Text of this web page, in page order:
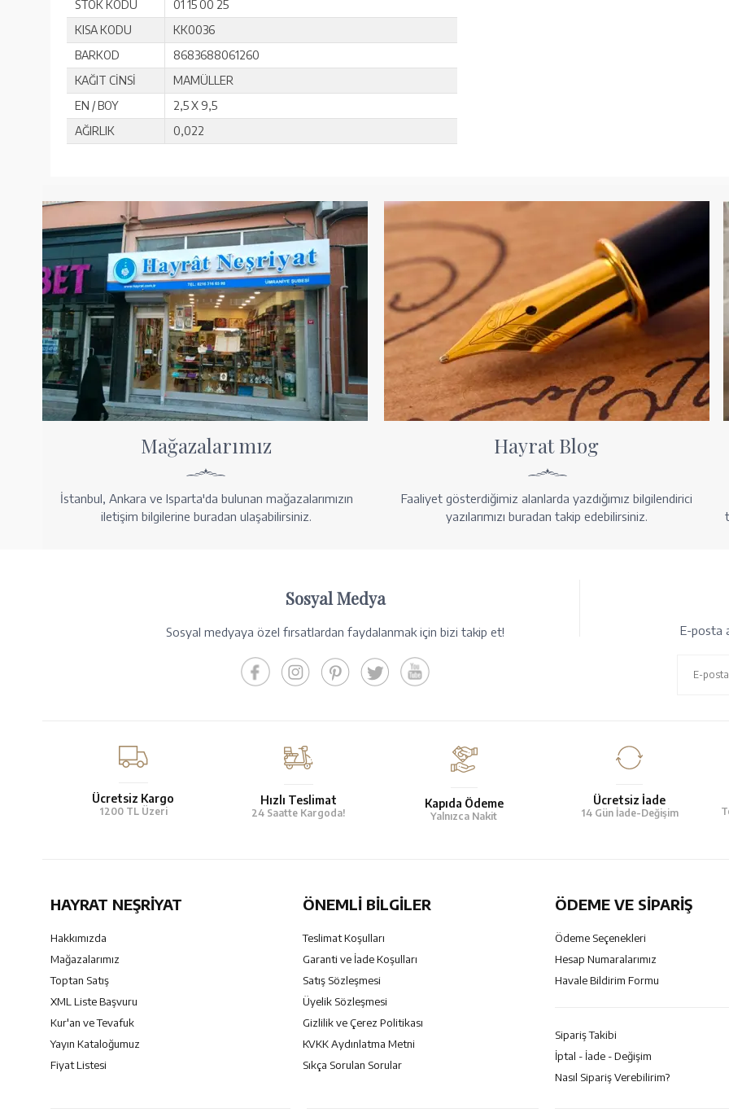
STOK KODU
01 15 00 25
KISA KODU
KK0036
BARKOD
8683688061260
KAĞIT CİNSİ
MAMÜLLER
EN / BOY
2,5 X 9,5
AĞIRLIK
0,022
Mağazalarımız
İstanbul, Ankara ve Isparta'da bulunan mağazalarımızın
iletişim bilgilerine buradan ulaşabilirsiniz.
Hayrat Blog
Faaliyet gösterdiğimiz alanlarda yazdığımız bilgilendirici
yazılarımızı buradan takip edebilirsiniz.
Sosyal Medya
Sosyal medyaya özel fırsatlardan faydalanmak için bizi takip et! E-posta
Ücretsiz Kargo
1200 TL Üzeri
Hızlı Teslimat
24 Saatte Kargoda!
Kapıda Ödeme
Yalnızca Nakit
Ücretsiz İade
14 Gün İade-Değişim
HAYRAT NEŞRIYAT
Hakkımızda
Mağazalarımız
Toptan Satış
XML Liste Başvuru
Kur'an ve Tevafuk
Yayın Kataloğumuz
Fiyat Listesi
ÖNEMLI BILGILER
Teslimat Koşulları
Garanti ve İade Koşulları
Satış Sözleşmesi
Üyelik Sözleşmesi
Gizlilik ve Çerez Politikası
KVKK Aydınlatma Metni
Sıkça Sorulan Sorular
ÖDEME VE SİPARİŞ
Ödeme Seçenekleri
Hesap Numaralarımız
Havale Bildirim Formu
Sipariş Takibi
İptal - İade - Değişim
Nasıl Sipariş Verebilirim?